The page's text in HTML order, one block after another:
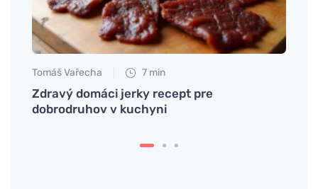
Tomáš Vařecha 7 min
Zdravý domáci jerky recept pre
dobrodruhov v kuchyni